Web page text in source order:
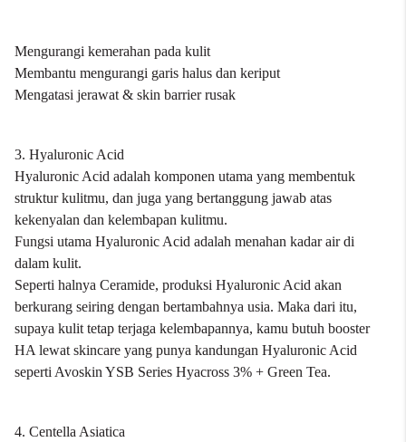
Mengurangi kemerahan pada kulit
Membantu mengurangi garis halus dan keriput
Mengatasi jerawat & skin barrier rusak
3. Hyaluronic Acid
Hyaluronic Acid adalah komponen utama yang membentuk
struktur kulitmu, dan juga yang bertanggung jawab atas
kekenyalan dan kelembapan kulitmu.
Fungsi utama Hyaluronic Acid adalah menahan kadar air di
dalam kulit.
Seperti halnya Ceramide, produksi Hyaluronic Acid akan
berkurang seiring dengan bertambahnya usia. Maka dari itu,
supaya kulit tetap terjaga kelembapannya, kamu butuh booster
HA lewat skincare yang punya kandungan Hyaluronic Acid
seperti Avoskin YSB Series Hyacross 3% + Green Tea.
4. Centella Asiatica